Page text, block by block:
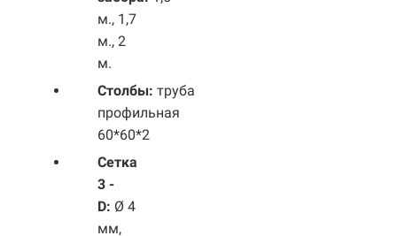
м., 1,7
м., 2
м.
Столбы: труба
профильная
60*60*2
Сетка
3 -
D: Ø 4
мм,